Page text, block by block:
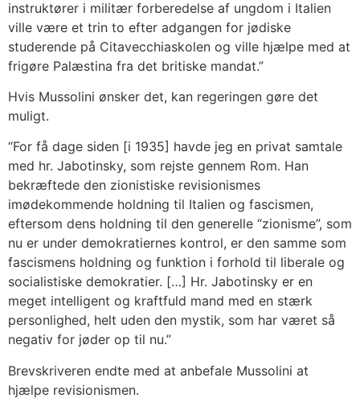
instruktører i militær forberedelse af ungdom i Italien
ville være et trin to efter adgangen for jødiske
studerende på Citavecchiaskolen og ville hjælpe med at
frigøre Palæstina fra det britiske mandat.”
Hvis Mussolini ønsker det, kan regeringen gøre det
muligt.
“For få dage siden [i 1935] havde jeg en privat samtale
med hr. Jabotinsky, som rejste gennem Rom. Han
bekræftede den zionistiske revisionismes
imødekommende holdning til Italien og fascismen,
eftersom dens holdning til den generelle “zionisme”, som
nu er under demokratiernes kontrol, er den samme som
fascismens holdning og funktion i forhold til liberale og
socialistiske demokratier. […] Hr. Jabotinsky er en
meget intelligent og kraftfuld mand med en stærk
personlighed, helt uden den mystik, som har været så
negativ for jøder op til nu.”
Brevskriveren endte med at anbefale Mussolini at
hjælpe revisionismen.